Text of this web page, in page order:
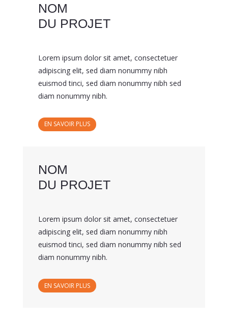
NOM
DU PROJET
Lorem ipsum dolor sit amet, consectetuer
adipiscing elit, sed diam nonummy nibh
euismod tinci, sed diam nonummy nibh sed
diam nonummy nibh.
EN SAVOIR PLUS
NOM
DU PROJET
Lorem ipsum dolor sit amet, consectetuer
adipiscing elit, sed diam nonummy nibh
euismod tinci, sed diam nonummy nibh sed
diam nonummy nibh.
EN SAVOIR PLUS